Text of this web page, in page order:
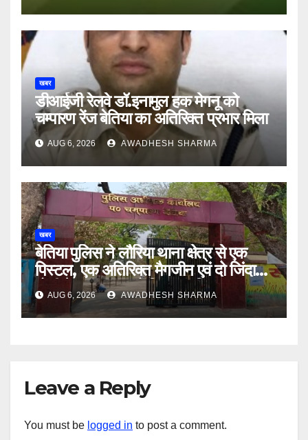
खबर
डीआईजी रेलवे डॉ.इनामुल हक मेगनू को
चम्पारण रेंज बेतिया का अतिरिक्त प्रभार मिला
AUG 6, 2026 AWADHESH SHARMA
खबर
बेतिया पुलिस ने लौरिया थाना क्षेत्र से एक
पिस्टल, एक अतिरिक्त मैगजीन एवं दो जिंदा
गोली के साथ एक को गिरफ्तार दिया
AUG 6, 2026 AWADHESH SHARMA
Leave a Reply
You must be logged in to post a comment.